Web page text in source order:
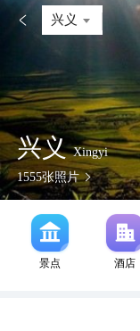
 兴义
兴义Xingyi
1555张照片
景点 酒店